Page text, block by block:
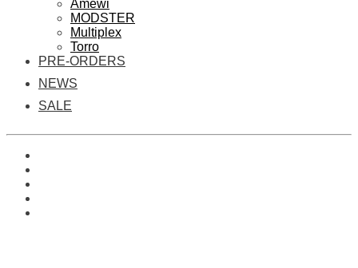
Amewi
MODSTER
Multiplex
Torro
PRE-ORDERS
NEWS
SALE